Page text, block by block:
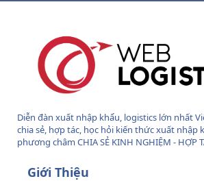
Diễn đàn xuất nhập khẩu, logistics lớn nhất
chia sẻ, hợp tác, học hỏi kiến thức xuất nhập
phương châm CHIA SẺ KINH NGHIỆM - HỢP
Giới Thiệu